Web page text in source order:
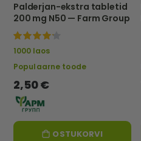
Palderjan-ekstra tabletid
200 mg N50 — Farm Group
100%
1000 laos
Populaarne toode
2,50 €
OSTUKORVI